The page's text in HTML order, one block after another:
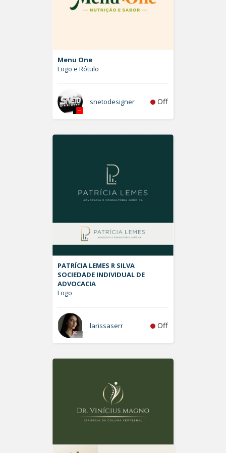
Menu One
Logo e Rótulo
snetodesigner Off
PATRÍCIA LEMES R SILVA
SOCIEDADE INDIVIDUAL DE
ADVOCACIA
Logo
larissaserr Off